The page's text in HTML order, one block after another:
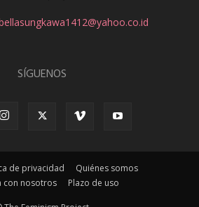
SÍGUENOS
de privacidad
Quiénes somos
con nosotros
Plazo de uso